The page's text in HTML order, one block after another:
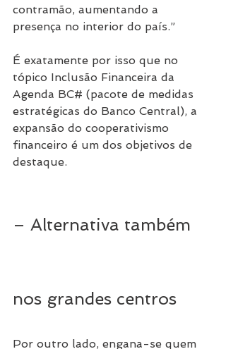
contramão, aumentando a
presença no interior do país.”
É exatamente por isso que no
tópico Inclusão Financeira da
Agenda BC# (pacote de medidas
estratégicas do Banco Central), a
expansão do cooperativismo
financeiro é um dos objetivos de
destaque.
– Alternativa também
nos grandes centros
Por outro lado, engana-se quem